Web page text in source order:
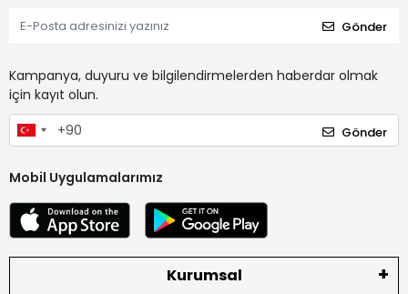
Gönder
Kampanya, duyuru ve bilgilendirmelerden haberdar olmak
için kayıt olun.
Gönder
Mobil Uygulamalarımız
Kurumsal